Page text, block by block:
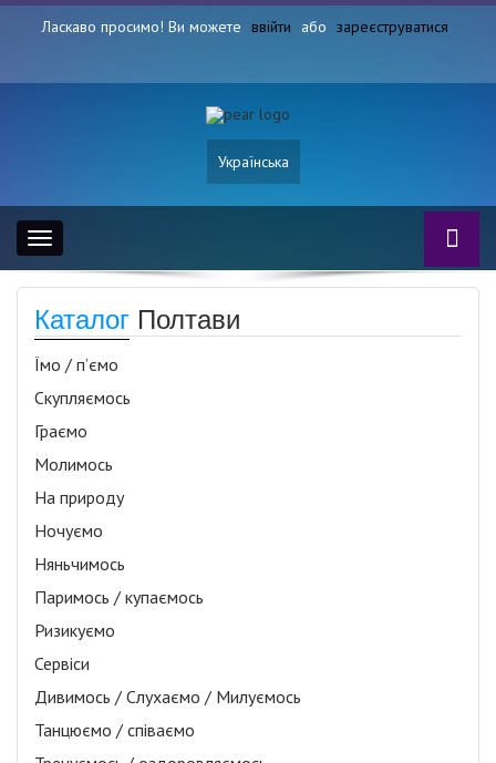
Ласкаво просимо! Ви можете ввійти або зареєструватися
Українська
Toggle
navigation
Каталог Полтави
Їмо / п’ємо
Скупляємось
Граємо
Молимось
На природу
Ночуємо
Няньчимось
Паримось / купаємось
Ризикуємо
Сервіси
Дивимось / Слухаємо / Милуємось
Танцюємо / співаємо